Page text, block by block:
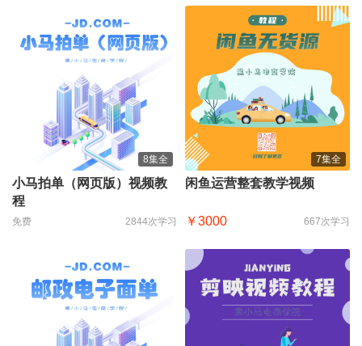
8集全
小马拍单（网页版）视频教
程
免费 2844次学习
7集全
闲鱼运营整套教学视频
￥3000 667次学习